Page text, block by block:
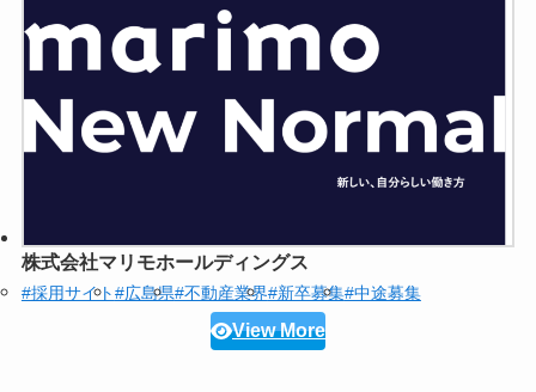
株式会社マリモホールディングス
#採用サイト#広島県#不動産業界#新卒募集#中途募集
View More